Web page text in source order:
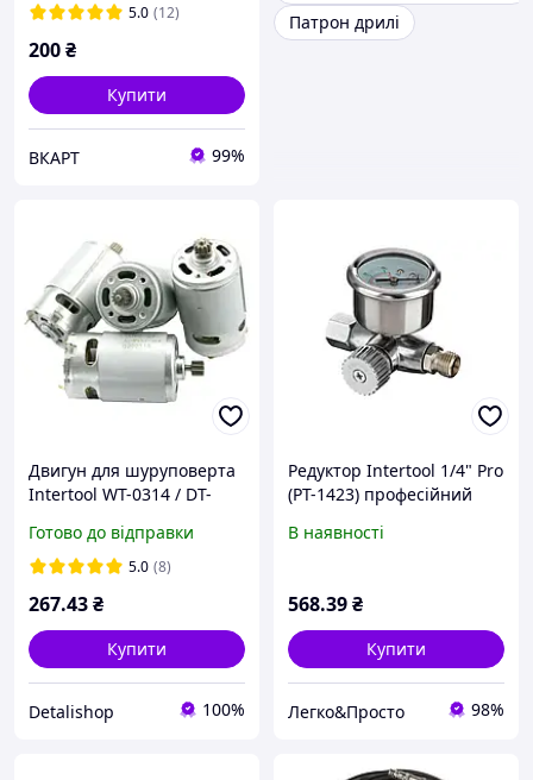
5.0 (12)
200₴
Купити
ВКАРТ 99%
Патрон дрилі
Двигун для шуруповерта
Intertool WT-0314 / DT-
Готово до відправки
5.0 (8)
267.43₴
Купити
Detalishop 100%
Редуктор Intertool 1/4" Pro
(PT-1423) професійний
компресорів та
В наявності
568.39₴
Купити
Легко&Просто 98%